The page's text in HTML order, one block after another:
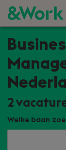
2
Welke baan